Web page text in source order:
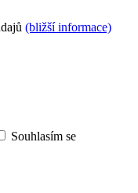
(bližší informace)
Souhlasím se